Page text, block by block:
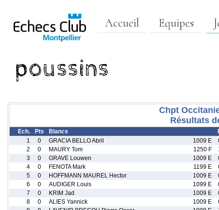
Accueil Equipes
poussins
Chpt
Résultats
Ech. Pts Blancs
1
0 GRACIA BELLO Abril 1009 E
2
0 MAURY Tom 1250 F
3
0 GRAVE Louwen 1009 E
4
0 FENOTA Mark 1199 E
5
0 HOFFMANN MAUREL Hector 1009 E
6
0 AUDIGER Louis 1099 E
7
0 KRIM Jad 1009 E
8
0 ALIES Yannick 1009 E